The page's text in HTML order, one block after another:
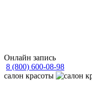
Онлайн запись
8 (800) 600-08-98
cалон красоты